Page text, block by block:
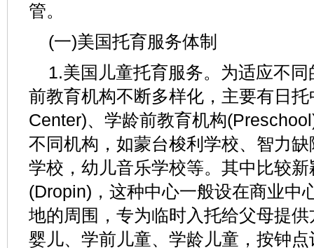
管。
(一)美国托育服务体制
1.美国儿童托育服务。为适应不
前教育机构不断多样化，主要有日
Center)、学龄前教育机构
不同机构，如蒙台梭利学校、智力
学校，幼儿音乐学校等。其中比较
(Dropin)，这种中心一般设在商业中
地的周围，专为临时入托给父母提
婴儿、学前儿童、学龄儿童，按钟